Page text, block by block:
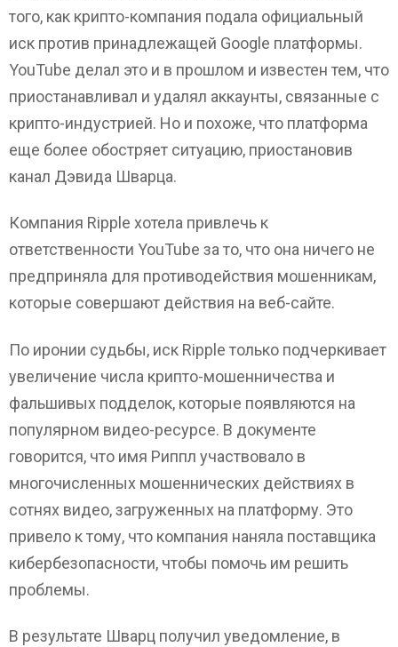
того, как крипто-компания подала официальный
иск против принадлежащей Google платформы.
YouTube делал это и в прошлом и известен тем, что
приостанавливал и удалял аккаунты, связанные с
крипто-индустрией. Но и похоже, что платформа
еще более обостряет ситуацию, приостановив
канал Дэвида Шварца.
Компания Ripple хотела привлечь к
ответственности YouTube за то, что она ничего не
предприняла для противодействия мошенникам,
которые совершают действия на веб-сайте.
По иронии судьбы, иск Ripple только подчеркивает
увеличение числа крипто-мошенничества и
фальшивых подделок, которые появляются на
популярном видео-ресурсе. В документе
говорится, что имя Риппл участвовало в
многочисленных мошеннических действиях в
сотнях видео, загруженных на платформу. Это
привело к тому, что компания наняла поставщика
кибербезопасности, чтобы помочь им решить
проблемы.
В результате Шварц получил уведомление, в